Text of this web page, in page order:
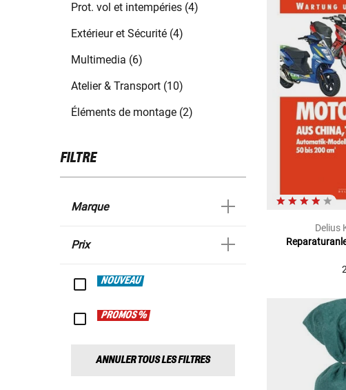
Prot. vol et intempéries (4)
Extérieur et Sécurité (4)
Multimedia (6)
Atelier & Transport (10)
Éléments de montage (2)
FILTRE
Marque
Prix
NOUVEAU
PROMOS %
ANNULER TOUS LES FILTRES
Delius